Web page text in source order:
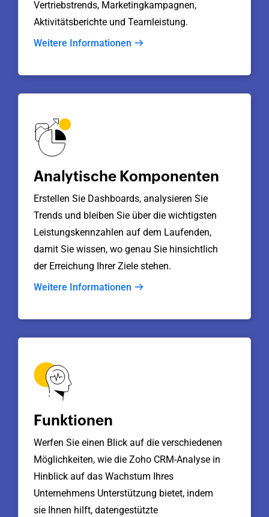
Vertriebstrends, Marketingkampagnen,
Aktivitätsberichte und Teamleistung.
Weitere Informationen
Analytische Komponenten
Erstellen Sie Dashboards, analysieren Sie
Trends und bleiben Sie über die wichtigsten
Leistungskennzahlen auf dem Laufenden,
damit Sie wissen, wo genau Sie hinsichtlich
der Erreichung Ihrer Ziele stehen.
Weitere Informationen
Funktionen
Werfen Sie einen Blick auf die verschiedenen
Möglichkeiten, wie die Zoho CRM-Analyse in
Hinblick auf das Wachstum Ihres
Unternehmens Unterstützung bietet, indem
sie Ihnen hilft, datengestützte